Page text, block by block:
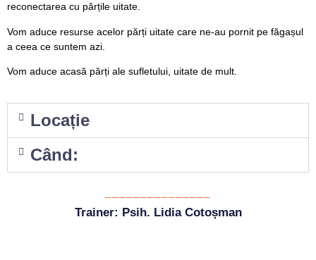
reconectarea cu părțile uitate.
Vom aduce resurse acelor părți uitate care ne-au pornit pe făgașul
a ceea ce suntem azi.
Vom aduce acasă părți ale sufletului, uitate de mult.
Locație
Când:
Trainer: Psih. Lidia Cotoșman